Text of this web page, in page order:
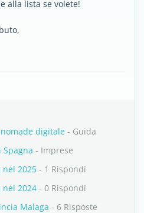
alla lista se volete!
digitale - Guida
- Imprese
nel 2025 - 1 Rispondi
nel 2024 - 0 Rispondi
Malaga - 6 Risposte